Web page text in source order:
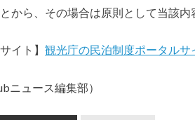
から、その場合は原則として当該
イト】 観光庁の民泊制度ポータルサ
ニュース編集部）